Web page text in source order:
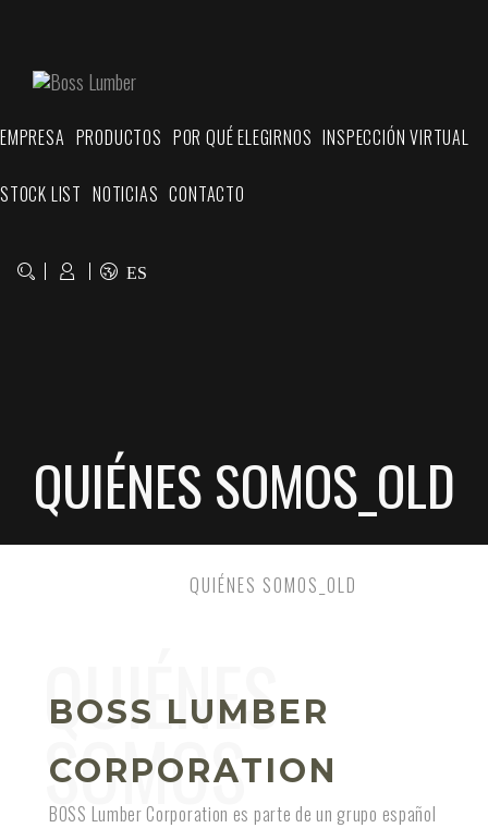
EMPRESA PRODUCTOS POR QUÉ ELEGIRNOS INSPECCIÓN VIRTUAL
STOCK LIST NOTICIAS CONTACTO
ES
QUIÉNES SOMOS_OLD
QUIÉNES SOMOS_OLD
BOSS LUMBER
CORPORATION
BOSS Lumber Corporation es parte de un grupo español